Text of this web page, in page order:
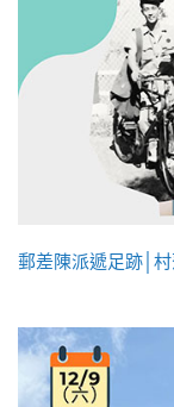
郵差陳派遞足跡│村